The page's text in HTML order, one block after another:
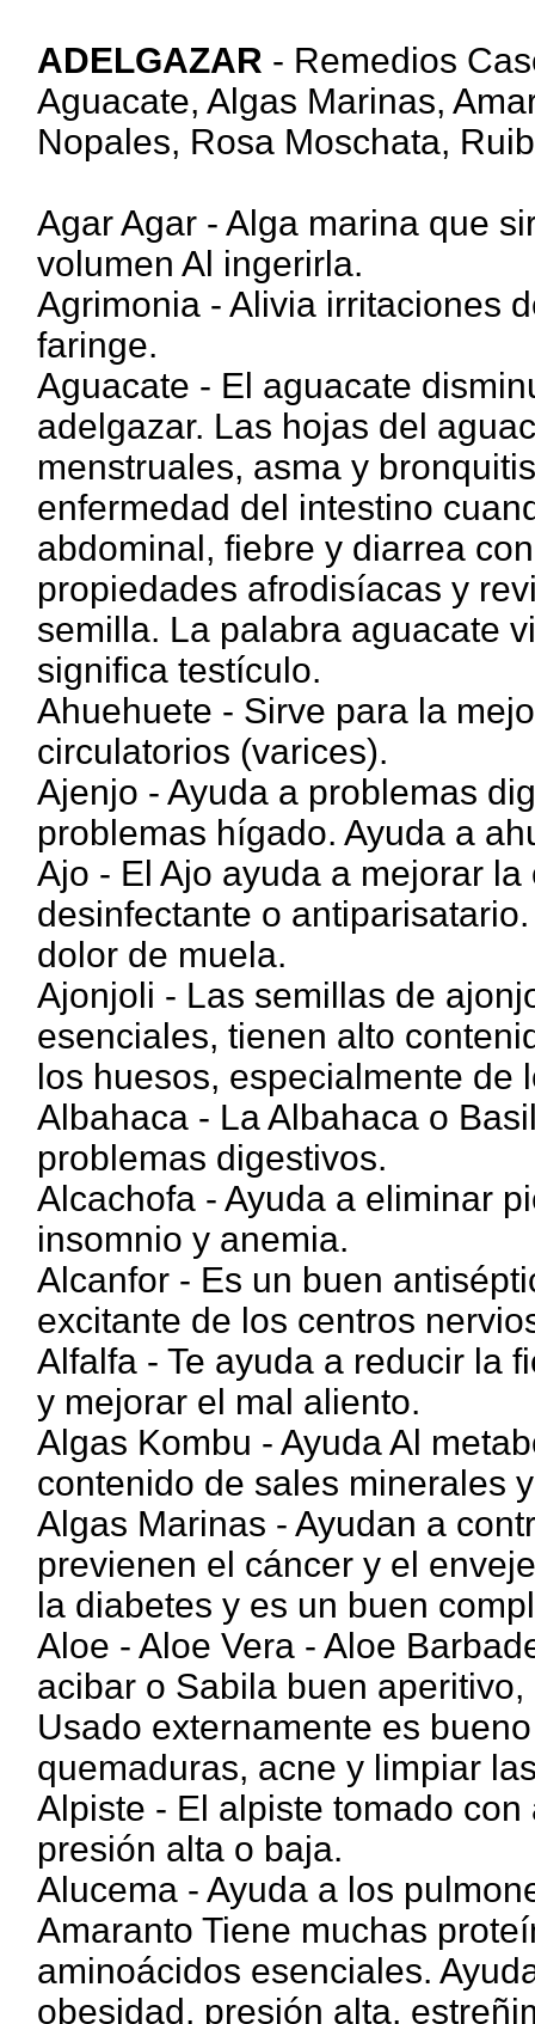
ADELGAZAR - Remedios
Aguacate, Algas Marinas,
Nopales, Rosa Moschata,
Agar Agar - Alga marina que
volumen Al ingerirla.
Agrimonia - Alivia irritaciones
faringe.
Aguacate - El aguacate
adelgazar. Las hojas del
menstruales, asma y
enfermedad del intestino
abdominal, fiebre y diarrea
propiedades afrodisíacas y
semilla. La palabra aguacate
significa testículo.
Ahuehuete - Sirve para la
circulatorios (varices).
Ajenjo - Ayuda a problemas
problemas hígado. Ayuda a
Ajo - El Ajo ayuda a mejorar
desinfectante o
dolor de muela.
Ajonjoli - Las semillas de
esenciales, tienen alto
los huesos, especialmente de
Albahaca - La Albahaca o
problemas digestivos.
Alcachofa - Ayuda a eliminar
insomnio y anemia.
Alcanfor - Es un buen
excitante de los centros
Alfalfa - Te ayuda a reducir la
y mejorar el mal aliento.
Algas Kombu - Ayuda Al
contenido de sales minerales
Algas Marinas - Ayudan a
previenen el cáncer y el
la diabetes y es un buen
Aloe - Aloe Vera - Aloe
acibar o Sabila buen
Usado externamente es
quemaduras, acne y limpiar
Alpiste - El alpiste tomado
presión alta o baja.
Alucema - Ayuda a los
Amaranto Tiene muchas
aminoácidos esenciales.
obesidad, presión alta,